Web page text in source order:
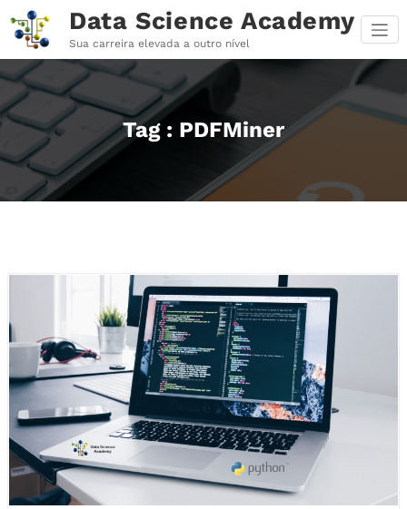
para
conteúdo
Data Science Academy
Sua carreira elevada a outro nível
Tag : PDFMiner